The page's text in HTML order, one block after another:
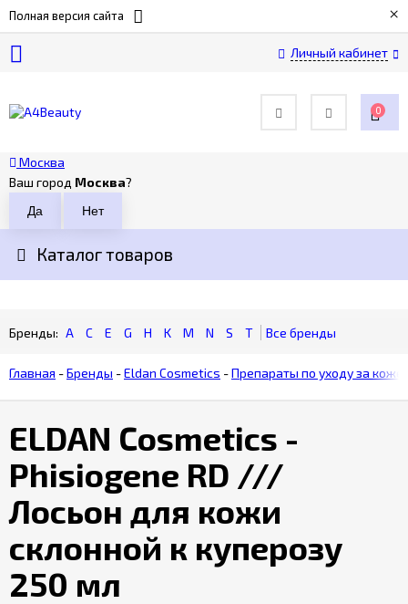
Полная версия сайта ×
Личный кабинет
компании
Оплата
Доставка
Контакты
Политика
Гарантия
качества
товара
Бонусная
программа
0
Москва
Ваш город Москва?
Каталог товаров
A C E G H K M N S T
Главная -Бренды -Eldan Cosmetics -Препараты по уходу за
ELDAN Cosmetics -
Phisiogene RD ///
Лосьон для кожи
склонной к куперозу
250 мл